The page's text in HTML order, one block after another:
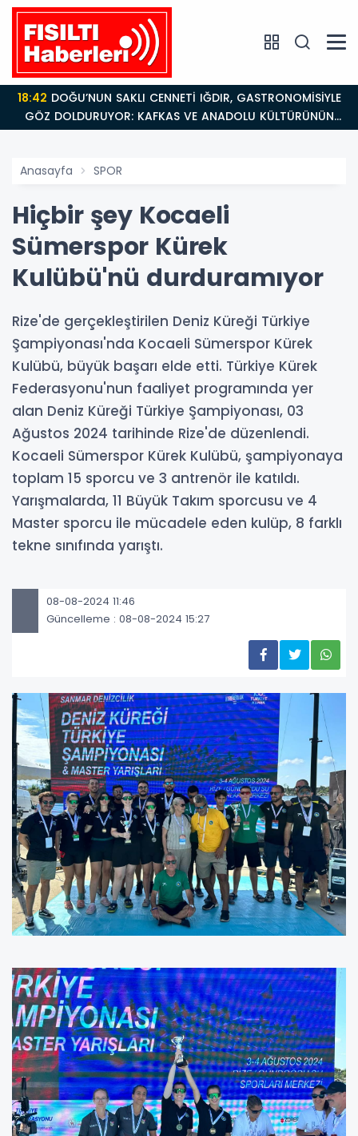
18:42
GÖZ DOLDURUYOR: KAFKAS VE ANADOLU KÜLTÜRÜNÜN
BULUŞMA NOKTASI
Anasayfa SPOR
Hiçbir şey Kocaeli
Sümerspor Kürek
Kulübü'nü durduramıyor
Rize'de gerçekleştirilen Deniz Küreği Türkiye
Şampiyonası'nda Kocaeli Sümerspor Kürek
Kulübü, büyük başarı elde etti. Türkiye Kürek
Federasyonu'nun faaliyet programında yer
alan Deniz Küreği Türkiye Şampiyonası, 03
Ağustos 2024 tarihinde Rize'de düzenlendi.
Kocaeli Sümerspor Kürek Kulübü, şampiyonaya
toplam 15 sporcu ve 3 antrenör ile katıldı.
Yarışmalarda, 11 Büyük Takım sporcusu ve 4
Master sporcu ile mücadele eden kulüp, 8 farklı
tekne sınıfında yarıştı.
08-08-2024 11:46
Güncelleme : 08-08-2024 15:27